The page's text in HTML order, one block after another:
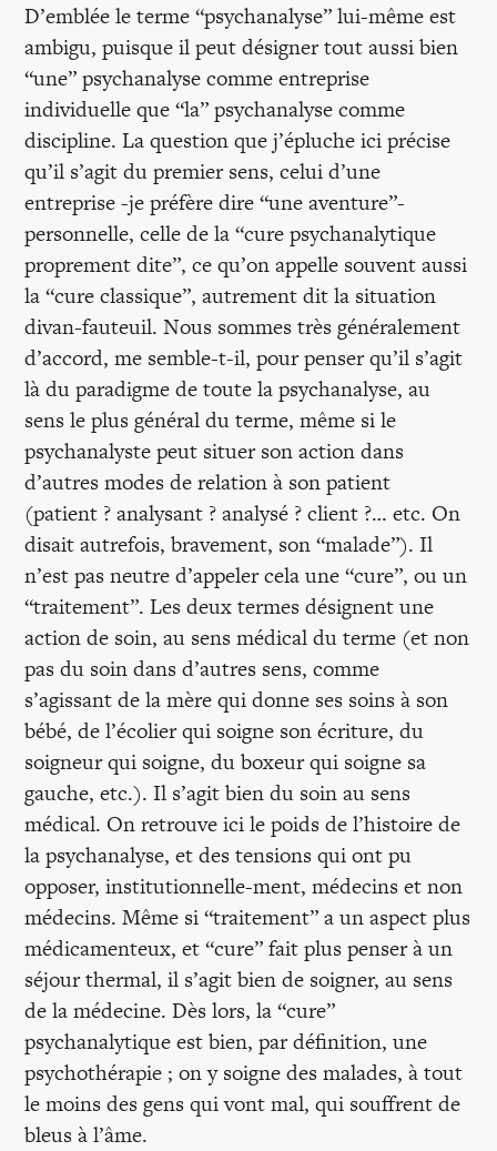
D’emblée le terme “psychanalyse” lui-même est
ambigu, puisque il peut désigner tout aussi bien
“une” psychanalyse comme entreprise
individuelle que “la” psychanalyse comme
discipline. La question que j’épluche ici précise
qu’il s’agit du premier sens, celui d’une
entreprise -je préfère dire “une aventure”-
personnelle, celle de la “cure psychanalytique
proprement dite”, ce qu’on appelle souvent aussi
la “cure classique”, autrement dit la situation
divan-fauteuil. Nous sommes très généralement
d’accord, me semble-t-il, pour penser qu’il s’agit
là du paradigme de toute la psychanalyse, au
sens le plus général du terme, même si le
psychanalyste peut situer son action dans
d’autres modes de relation à son patient
(patient ? analysant ? analysé ? client ?… etc. On
disait autrefois, bravement, son “malade”). Il
n’est pas neutre d’appeler cela une “cure”, ou un
“traitement”. Les deux termes désignent une
action de soin, au sens médical du terme (et non
pas du soin dans d’autres sens, comme
s’agissant de la mère qui donne ses soins à son
bébé, de l’écolier qui soigne son écriture, du
soigneur qui soigne, du boxeur qui soigne sa
gauche, etc.). Il s’agit bien du soin au sens
médical. On retrouve ici le poids de l’histoire de
la psychanalyse, et des tensions qui ont pu
opposer, institutionnelle-ment, médecins et non
médecins. Même si “traitement” a un aspect plus
médicamenteux, et “cure” fait plus penser à un
séjour thermal, il s’agit bien de soigner, au sens
de la médecine. Dès lors, la “cure”
psychanalytique est bien, par définition, une
psychothérapie ; on y soigne des malades, à tout
le moins des gens qui vont mal, qui souffrent de
bleus à l’âme.